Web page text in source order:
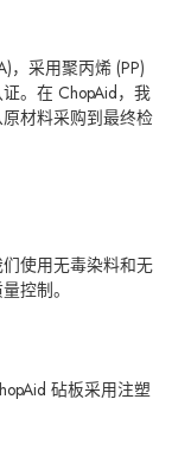
，采用聚丙烯 (PP)
。在 ChopAid，我
材料采购到最终检
使用无毒染料和无
控制。
砧板采用注塑